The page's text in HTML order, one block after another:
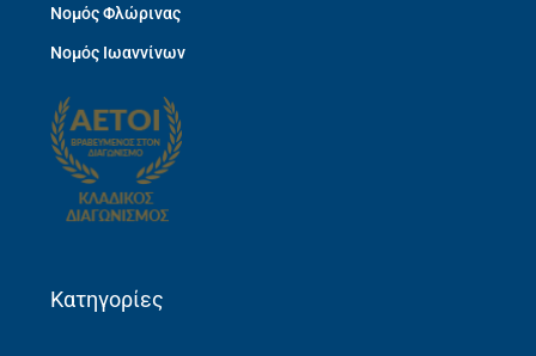
Νομός Φλώρινας
Νομός Ιωαννίνων
Κατηγορίες